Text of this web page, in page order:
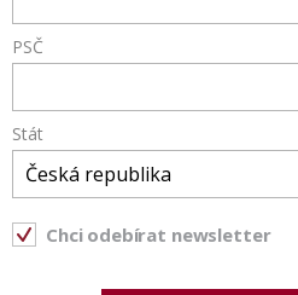
PSČ
Stát
Česká republika
Chci odebírat newsletter